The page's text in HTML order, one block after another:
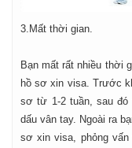
3.Mất thời gian.
Bạn mất rất nhiều thời
hồ sơ xin visa. Trước
sơ từ 1-2 tuần, sau đó
dấu vân tay. Ngoài ra
sơ xin visa, phỏng